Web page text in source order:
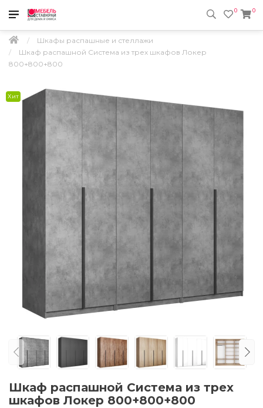
0
0
Шкафы распашные и стеллажи
Шкаф распашной Система из трех шкафов Локер
800+800+800
Хит
Шкаф распашной Система из трех
шкафов Локер 800+800+800